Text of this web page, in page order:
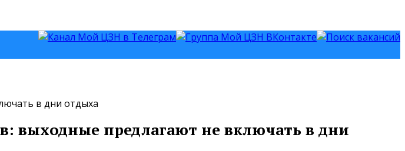
в дни отдыха
выходные предлагают не включать в дни